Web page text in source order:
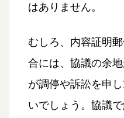
はありません。
むしろ、内容証明
合には、協議の余
が調停や訴訟を申
いでしょう。協議